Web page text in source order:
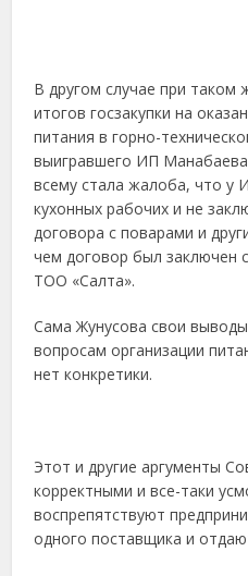
В другом случае при таком
итогов госзакупки на
питания в горно-
выигравшего ИП
всему стала жалоба, что у
кухонных рабочих и не
договора с поварами и
чем договор был
ТОО «Салта».
Сама Жунусова свои
вопросам организации
нет конкретики.
Этот и другие аргументы
корректными и все-таки
воспрепятствуют
одного поставщика и